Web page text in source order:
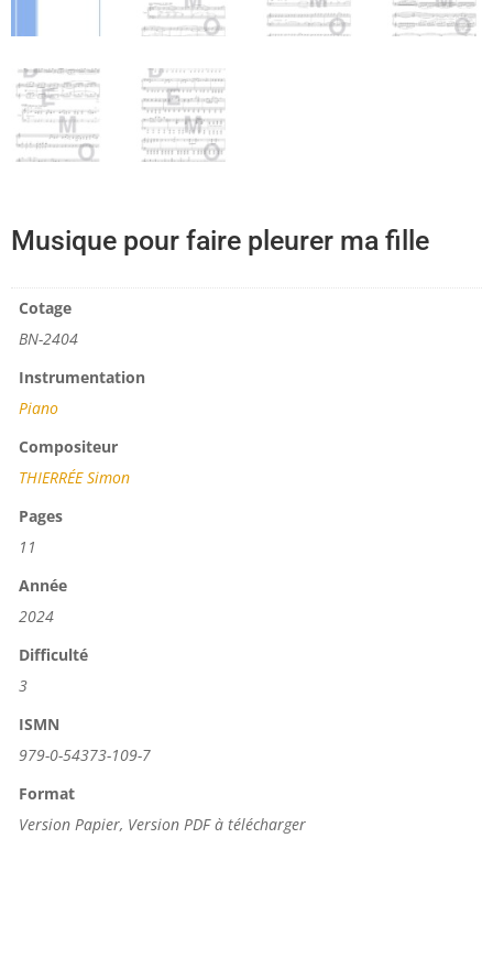
Musique pour faire pleurer ma fille
Cotage
BN-2404
Instrumentation
Piano
Compositeur
THIERRÉE Simon
Pages
11
Année
2024
Difficulté
3
ISMN
979-0-54373-109-7
Format
Version Papier, Version PDF à télécharger